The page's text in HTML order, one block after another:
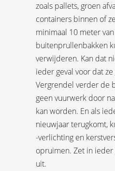
zoals pallets, groen
containers binnen of
minimaal 10 meter
buitenprullenbakken
verwijderen. Kan dat
ieder geval voor dat
Vergrendel verder de
geen vuurwerk door
kan worden. En als
nieuwjaar terugkomt,
-verlichting en
opruimen. Zet in
uit.